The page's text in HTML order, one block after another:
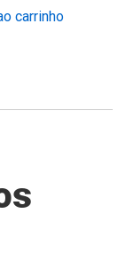
carrinho